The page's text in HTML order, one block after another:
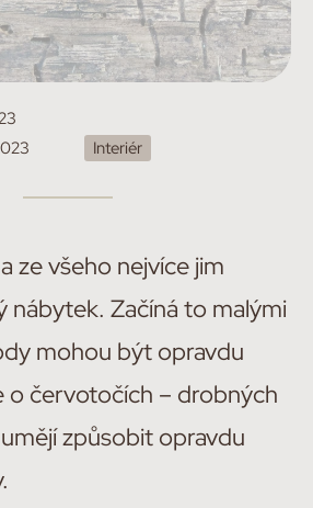
Interiér
ze všeho nejvíce jim
nábytek. Začíná to malými
mohou být opravdu
o červotočích – drobných
způsobit opravdu